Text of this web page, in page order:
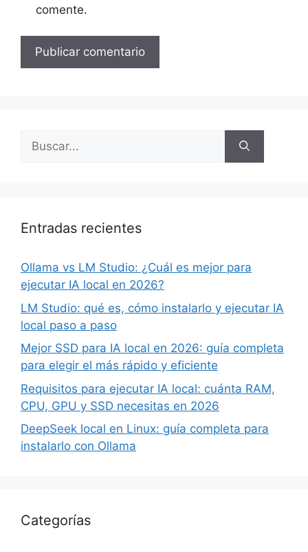
comente.
Buscar:
Entradas recientes
Ollama vs LM Studio: ¿Cuál es mejor para
ejecutar IA local en 2026?
LM Studio: qué es, cómo instalarlo y ejecutar IA
local paso a paso
Mejor SSD para IA local en 2026: guía completa
para elegir el más rápido y eficiente
Requisitos para ejecutar IA local: cuánta RAM,
CPU, GPU y SSD necesitas en 2026
DeepSeek local en Linux: guía completa para
instalarlo con Ollama
Categorías